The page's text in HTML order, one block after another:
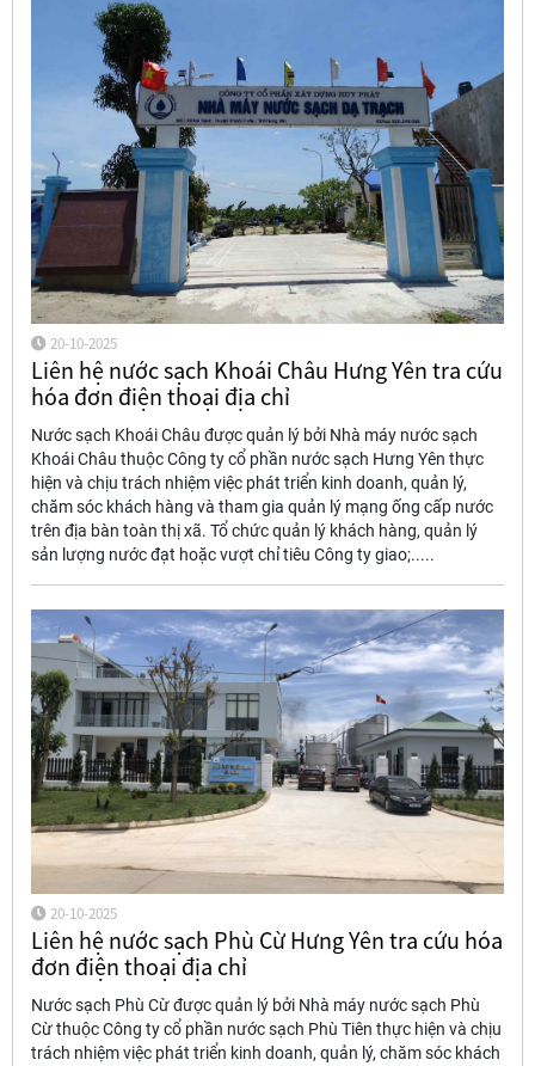
20-10-2025
Liên hệ nước sạch Khoái Châu Hưng Yên tra cứu
hóa đơn điện thoại địa chỉ
Nước sạch Khoái Châu được quản lý bởi Nhà máy nước sạch
Khoái Châu thuộc Công ty cổ phần nước sạch Hưng Yên thực
hiện và chịu trách nhiệm việc phát triển kinh doanh, quản lý,
chăm sóc khách hàng và tham gia quản lý mạng ống cấp nước
trên địa bàn toàn thị xã. Tổ chức quản lý khách hàng, quản lý
sản lượng nước đạt hoặc vượt chỉ tiêu Công ty giao;.....
20-10-2025
Liên hệ nước sạch Phù Cừ Hưng Yên tra cứu hóa
đơn điện thoại địa chỉ
Nước sạch Phù Cừ được quản lý bởi Nhà máy nước sạch Phù
Cừ thuộc Công ty cổ phần nước sạch Phù Tiên thực hiện và chịu
trách nhiệm việc phát triển kinh doanh, quản lý, chăm sóc khách